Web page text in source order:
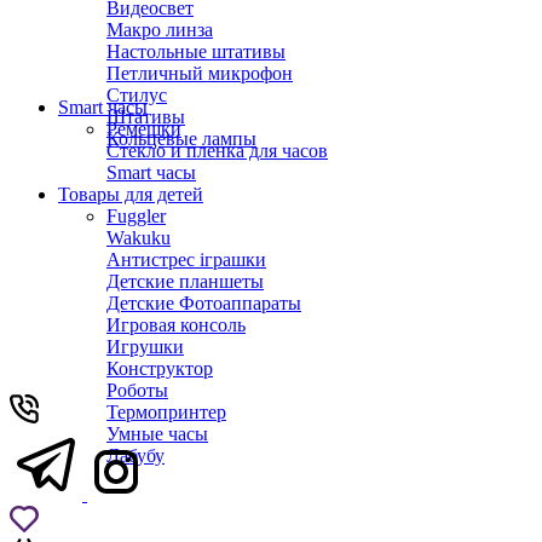
Видеосвет
Макро линза
Настольные штативы
Петличный микрофон
Стилус
Штативы
Кольцевые лампы
Smart часы
Ремешки
Стекло и пленка для часов
Smart часы
Товары для детей
Fuggler
Wakuku
Антистрес іграшки
Детские планшеты
Детские Фотоаппараты
Игровая консоль
Игрушки
Конструктор
Роботы
Термопринтер
Умные часы
Лабубу